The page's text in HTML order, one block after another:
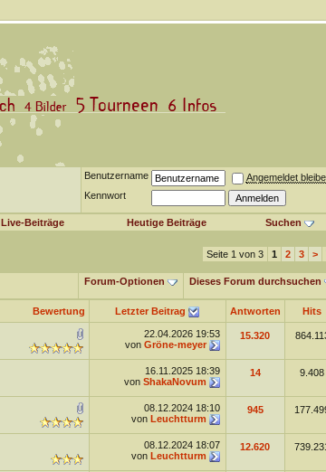
Benutzername
Angemeldet
Kennwort
Live-Beiträge Heutige Beiträge Suchen
Seite 1 von 3 1 2 3 >
Forum-Optionen Dieses Forum durchsuchen
Bewertung Letzter Beitrag Antworten Hits
22.04.2026 19:53
von Gröne-meyer
15.320
16.11.2025 18:39
von ShakaNovum
14 9.408
08.12.2024 18:10
von Leuchtturm
945
08.12.2024 18:07
von Leuchtturm
12.620